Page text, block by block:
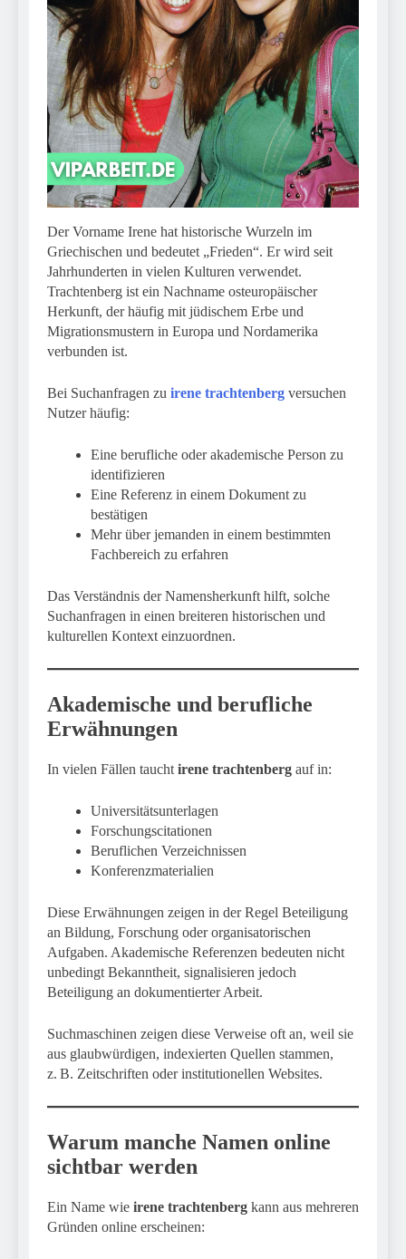
Der Vorname Irene hat historische Wurzeln im
Griechischen und bedeutet „Frieden“. Er wird seit
Jahrhunderten in vielen Kulturen verwendet.
Trachtenberg ist ein Nachname osteuropäischer
Herkunft, der häufig mit jüdischem Erbe und
Migrationsmustern in Europa und Nordamerika
verbunden ist.
Bei Suchanfragen zu irene trachtenberg versuchen
Nutzer häufig:
Eine berufliche oder akademische Person zu
identifizieren
Eine Referenz in einem Dokument zu
bestätigen
Mehr über jemanden in einem bestimmten
Fachbereich zu erfahren
Das Verständnis der Namensherkunft hilft, solche
Suchanfragen in einen breiteren historischen und
kulturellen Kontext einzuordnen.
Akademische und berufliche
Erwähnungen
In vielen Fällen taucht irene trachtenberg auf in:
Universitätsunterlagen
Forschungscitationen
Beruflichen Verzeichnissen
Konferenzmaterialien
Diese Erwähnungen zeigen in der Regel Beteiligung
an Bildung, Forschung oder organisatorischen
Aufgaben. Akademische Referenzen bedeuten nicht
unbedingt Bekanntheit, signalisieren jedoch
Beteiligung an dokumentierter Arbeit.
Suchmaschinen zeigen diese Verweise oft an, weil sie
aus glaubwürdigen, indexierten Quellen stammen,
z. B. Zeitschriften oder institutionellen Websites.
Warum manche Namen online
sichtbar werden
Ein Name wie irene trachtenberg kann aus mehreren
Gründen online erscheinen: